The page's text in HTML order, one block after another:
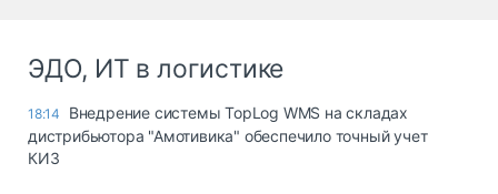
ЭДО, ИТ в логистике
18:14
Внедрение системы TopLog WMS на складах
дистрибьютора "Амотивика" обеспечило точный учет
КИЗ